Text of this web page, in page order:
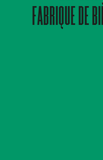
FABRIQUE DE